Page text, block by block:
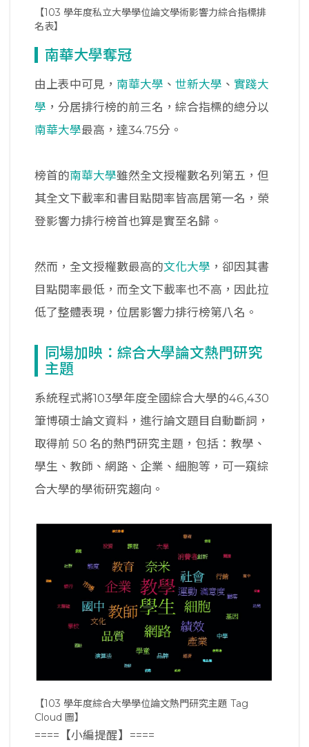
【103 學年度私立大學學位論文學術影響力綜合指標排
名表】
南華大學奪冠
由上表中可見， 南華大學 、 世新大學 、 實踐大
學 ，分居排行榜的前三名，綜合指標的總分以
南華大學最高，達34.75分。
榜首的南華大學雖然全文授權數名列第五，但
其全文下載率和書目點閱率皆高居第一名，榮
登影響力排行榜首也算是實至名歸。
然而，全文授權數最高的文化大學 ，卻因其書
目點閱率最低，而全文下載率也不高，因此拉
低了整體表現，位居影響力排行榜第八名。
同場加映：綜合大學論文熱門研究
主題
系統程式將103學年度全國綜合大學的46,430
筆博碩士論文資料，進行論文題目自動斷詞，
取得前 50 名的熱門研究主題，包括：教學、
學生、教師、網路、企業、細胞等，可一窺綜
合大學的學術研究趨向。
【103 學年度綜合大學學位論文熱門研究主題 Tag
Cloud 圖】
====【小編提醒】====